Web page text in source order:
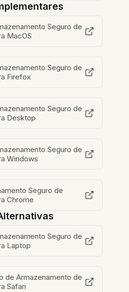
Seguro de
MacOS
Seguro de
Firefox
Seguro de
Desktop
Seguro de
Windows
Seguro de
Chrome
Seguro de
Laptop
de Armazenamento de
Safari